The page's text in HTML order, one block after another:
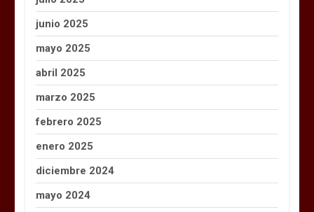
junio 2025
mayo 2025
abril 2025
marzo 2025
febrero 2025
enero 2025
diciembre 2024
mayo 2024